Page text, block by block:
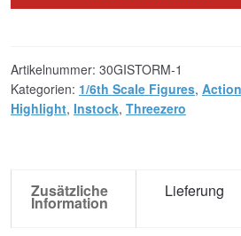
Artikelnummer: 30GISTORM-1
Kategorien: 1/6th Scale Figures,
Highlight, Instock, Threezero
Zusätzliche
Information
Lieferung